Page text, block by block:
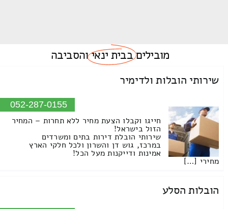
מוביליםבבית ינאיוהסביבה
שירותי הובלות ולדימיר
052-287-0155
חייגו וקבלו הצעת מחיר ללא תחרות – המחיר
הזול בישראל!
שירותי הובלת דירות בתים ומשרדים
במרכז, גוש דן והשרון ולכל חלקי הארץ
אמינות ודייקנות מעל הכל!
מחירי […]
הובלות הסלע